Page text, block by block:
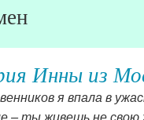
Я знаю как себя